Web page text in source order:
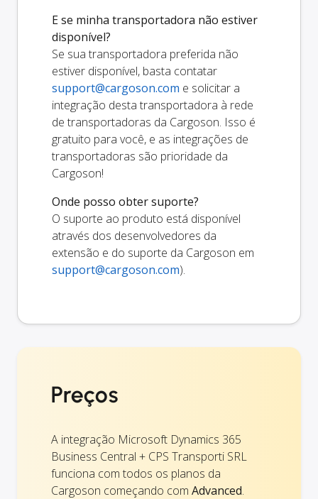
E se minha transportadora não estiver
disponível?
Se sua transportadora preferida não
estiver disponível, basta contatar
support@cargoson.com e solicitar a
integração desta transportadora à rede
de transportadoras da Cargoson. Isso é
gratuito para você, e as integrações de
transportadoras são prioridade da
Cargoson!
Onde posso obter suporte?
O suporte ao produto está disponível
através dos desenvolvedores da
extensão e do suporte da Cargoson em
support@cargoson.com).
Preços
A integração Microsoft Dynamics 365
Business Central + CPS Transporti SRL
funciona com todos os planos da
Cargoson começando com Advanced.